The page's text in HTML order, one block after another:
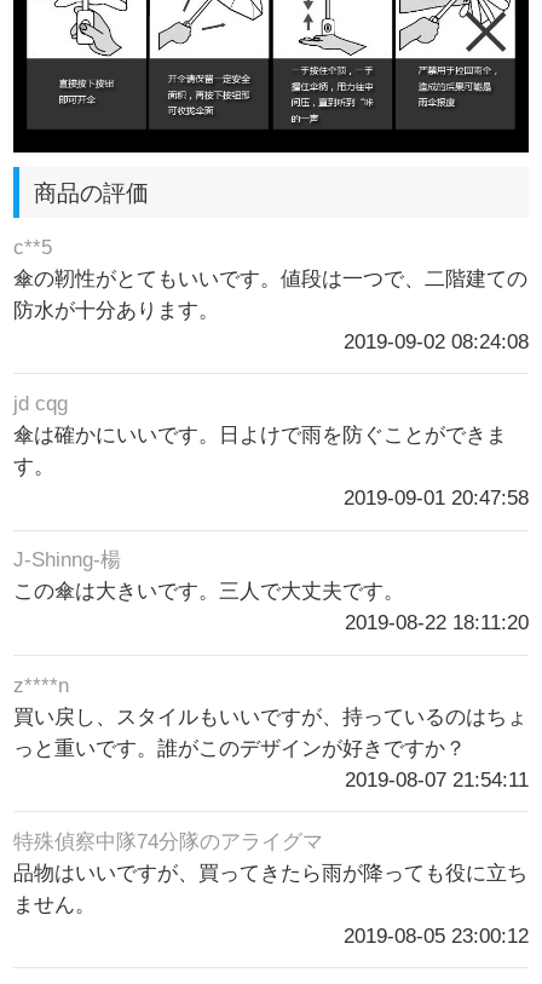
商品の評価
c**5
傘の靭性がとてもいいです。値段は一つで、二階建ての
防水が十分あります。
2019-09-02 08:24:08
jd cqg
傘は確かにいいです。日よけで雨を防ぐことができま
す。
2019-09-01 20:47:58
J-Shinng-楊
この傘は大きいです。三人で大丈夫です。
2019-08-22 18:11:20
z****n
買い戻し、スタイルもいいですが、持っているのはちょ
っと重いです。誰がこのデザインが好きですか？
2019-08-07 21:54:11
特殊偵察中隊74分隊のアライグマ
品物はいいですが、買ってきたら雨が降っても役に立ち
ません。
2019-08-05 23:00:12